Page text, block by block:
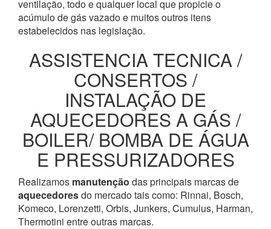
ventilação, todo e qualquer local que propicie o
acúmulo de gás vazado e muitos outros itens
estabelecidos nas legislação.
ASSISTENCIA TECNICA /
CONSERTOS /
INSTALAÇÃO DE
AQUECEDORES A GÁS /
BOILER/ BOMBA DE ÁGUA
E PRESSURIZADORES
Realizamos manutenção das principais marcas de
aquecedoresdo mercado tais como: Rinnai, Bosch,
Komeco, Lorenzetti, Orbis, Junkers, Cumulus, Harman,
Thermotini entre outras marcas.